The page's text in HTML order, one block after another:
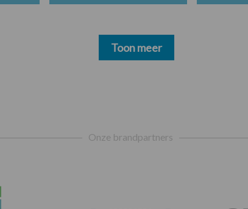
Toon meer
Onze brandpartners